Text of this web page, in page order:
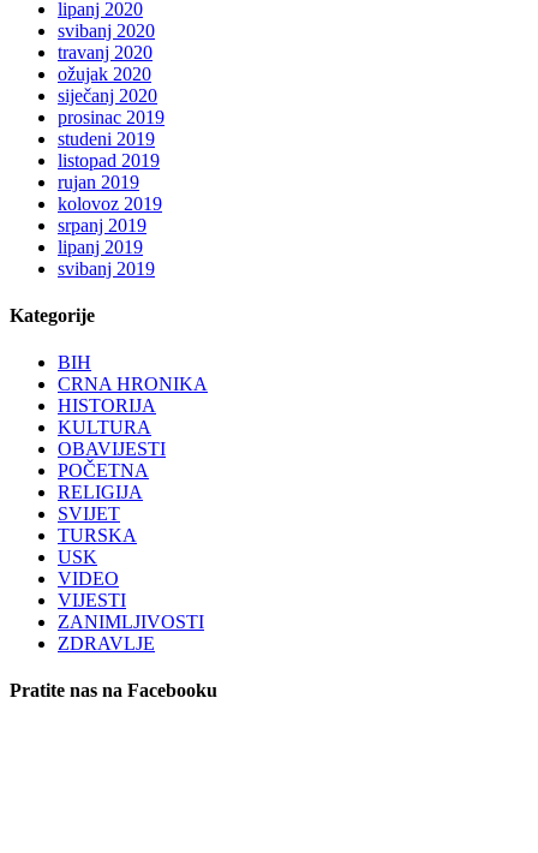
lipanj 2020
svibanj 2020
travanj 2020
ožujak 2020
siječanj 2020
prosinac 2019
studeni 2019
listopad 2019
rujan 2019
kolovoz 2019
srpanj 2019
lipanj 2019
svibanj 2019
Kategorije
BIH
CRNA HRONIKA
HISTORIJA
KULTURA
OBAVIJESTI
POČETNA
RELIGIJA
SVIJET
TURSKA
USK
VIDEO
VIJESTI
ZANIMLJIVOSTI
ZDRAVLJE
Pratite nas na Facebooku